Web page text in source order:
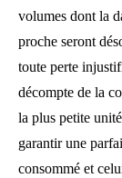
volumes dont la
proche seront
toute perte
décompte de la
la plus petite
garantir une
consommé et